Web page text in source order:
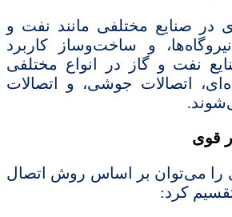
در صنایع مختلفی مانند نفت و
و ساخت‌وساز کاربرد
نفت و گاز در انواع مختلفی
اتصالات جوشی، و اتصالات
قوی
را می‌توان بر اساس روش اتصال
کرد: